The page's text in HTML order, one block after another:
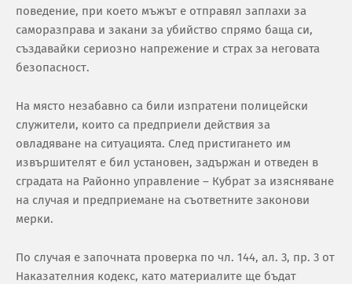
поведение, при което мъжът е отправял заплахи за
саморазправа и закани за убийство спрямо баща си,
създавайки сериозно напрежение и страх за неговата
безопасност.
На място незабавно са били изпратени полицейски
служители, които са предприели действия за
овладяване на ситуацията. След пристигането им
извършителят е бил установен, задържан и отведен в
сградата на Районно управление – Кубрат за изясняване
на случая и предприемане на съответните законови
мерки.
По случая е започната проверка по чл. 144, ал. 3, пр. 3 от
Наказателния кодекс, като материалите ще бъдат